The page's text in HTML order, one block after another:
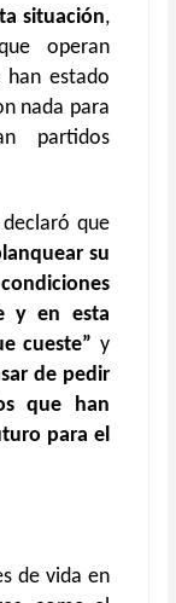
situación,
operan
estado
nada para
partidos
que
su
y en esta
cueste” y
de pedir
que han
para el
de vida en